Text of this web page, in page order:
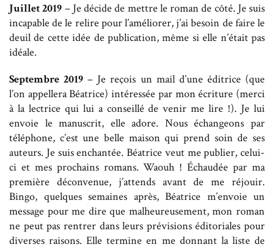
Juillet 2019 – Je décide de mettre le roman de côté. Je suis
incapable de le relire pour l’améliorer, j’ai besoin de faire le
deuil de cette idée de publication, même si elle n’était pas
idéale.
Septembre 2019 – Je reçois un mail d’une éditrice (que
l’on appellera Béatrice) intéressée par mon écriture (merci
à la lectrice qui lui a conseillé de venir me lire !). Je lui
envoie le manuscrit, elle adore. Nous échangeons par
téléphone, c’est une belle maison qui prend soin de ses
auteurs. Je suis enchantée. Béatrice veut me publier, celui-
ci et mes prochains romans. Waouh ! Échaudée par ma
première déconvenue, j’attends avant de me réjouir.
Bingo, quelques semaines après, Béatrice m’envoie un
message pour me dire que malheureusement, mon roman
ne peut pas rentrer dans leurs prévisions éditoriales pour
diverses raisons. Elle termine en me donnant la liste de